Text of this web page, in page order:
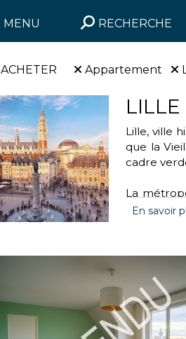
MENU RECHERCHE
ACHETER Appartement
LILLE
Lille, ville
que la
cadre
La
parc de
Engagée
valoriser
Festive et
En savoir